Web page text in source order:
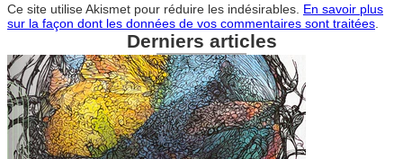
Ce site utilise Akismet pour réduire les indésirables. En savoir plus
sur la façon dont les données de vos commentaires sont traitées
Derniers articles